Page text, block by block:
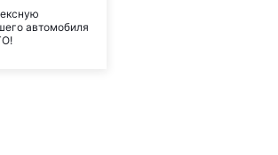
автомобиля